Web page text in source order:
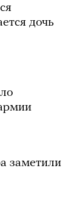
дочь
заметили